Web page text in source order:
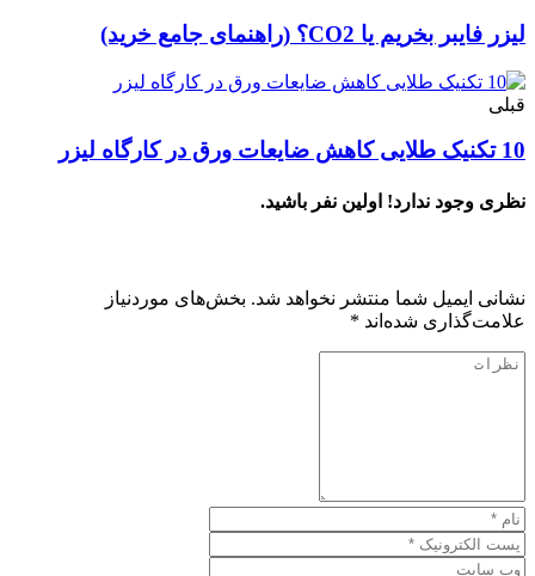
لیزر فایبر بخریم یا CO2؟ (راهنمای جامع خرید)
قبلی
10 تکنیک طلایی کاهش ضایعات ورق در کارگاه لیزر
نظری وجود ندارد! اولین نفر باشید.
نشانی ایمیل شما منتشر نخواهد شد. بخش‌های موردنیاز
علامت‌گذاری شده‌اند *